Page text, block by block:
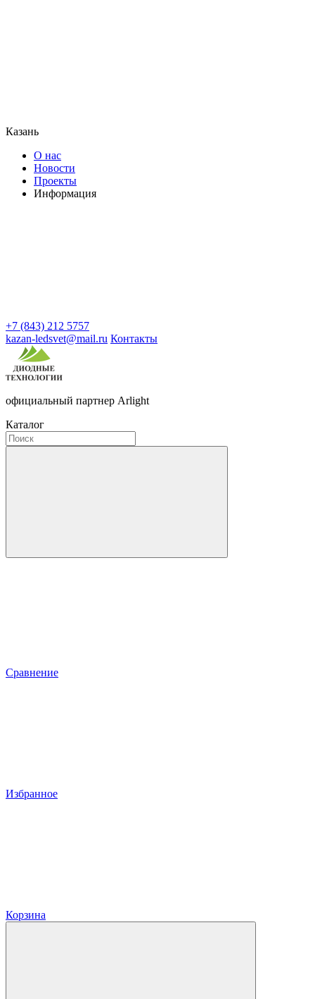
Казань
О нас
Новости
Проекты
Информация
+7 (843) 212 5757
kazan-ledsvet@mail.ru Контакты
официальный партнер Arlight
Каталог
Сравнение
Избранное
Корзина